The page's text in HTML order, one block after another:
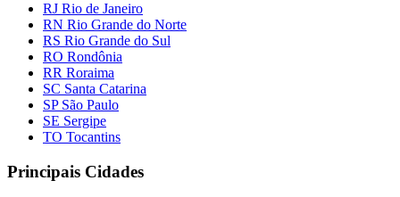
RJ Rio de Janeiro
RN Rio Grande do Norte
RS Rio Grande do Sul
RO Rondônia
RR Roraima
SC Santa Catarina
SP São Paulo
SE Sergipe
TO Tocantins
Principais Cidades